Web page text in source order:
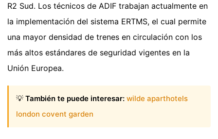
R2 Sud. Los técnicos de ADIF trabajan actualmente en
la implementación del sistema ERTMS, el cual permite
una mayor densidad de trenes en circulación con los
más altos estándares de seguridad vigentes en la
Unión Europea.
💡 También te puede interesar: wilde aparthotels
london covent garden